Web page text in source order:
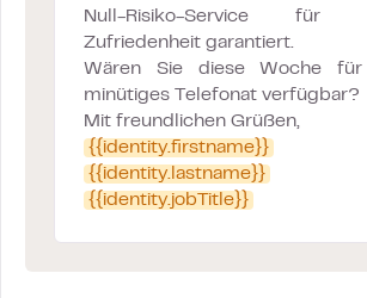
Null-Risiko-Service für
Zufriedenheit garantiert.
Wären Sie diese Woche
minütiges Telefonat verfügbar?
Mit freundlichen Grüßen,
{{identity.firstname}}
{{identity.lastname}}
{{identity.jobTitle}}